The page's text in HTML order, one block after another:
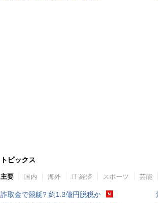
トピックス
主要 国内 海外 IT 経済 スポーツ 芸能
詐取金で競艇? 約1.3億円脱税か